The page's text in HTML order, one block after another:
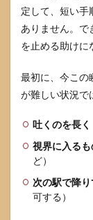
ン診
療の
向き
不向
6
パニ
障害
と電
車に
関す
るよ
くあ
る質
問
定して、短い手
ありません。で
を止める助けに
最初に、今この
が難しい状況で
吐くのを長く
視界に入る
ど）
次の駅で降
可する）